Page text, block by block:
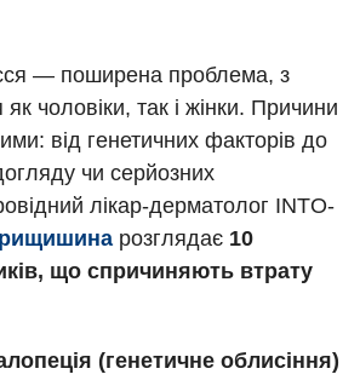
— поширена проблема, з
чоловіки, так і жінки. Причини
від генетичних факторів до
чи серйозних
лікар-дерматолог INTO-
розглядає 10
що спричиняють втрату
(генетичне облисіння)